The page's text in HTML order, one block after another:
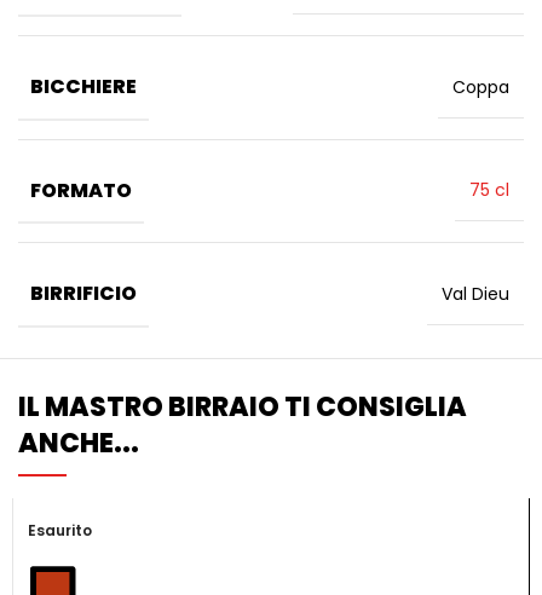
BICCHIERE Coppa
FORMATO 75 cl
BIRRIFICIO Val Dieu
IL MASTRO BIRRAIO TI CONSIGLIA
ANCHE...
Esaurito